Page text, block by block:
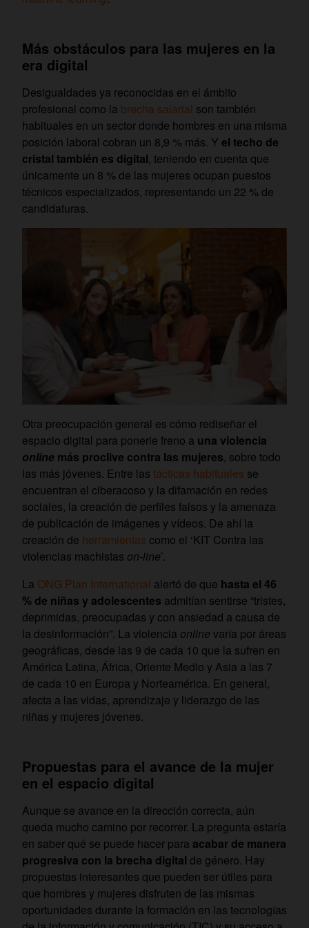
Más obstáculos para las mujeres en la
era digital
Desigualdades ya reconocidas en el ámbito
profesional como la brecha salarial son también
habituales en un sector donde hombres en una misma
posición laboral cobran un 8,9 % más. Y el techo de
cristal también es digital, teniendo en cuenta que
únicamente un 8 % de las mujeres ocupan puestos
técnicos especializados, representando un 22 % de
candidaturas.
Otra preocupación general es cómo rediseñar el
espacio digital para ponerle freno a una violencia
online más proclive contra las mujeres, sobre todo
las más jóvenes. Entre las tácticas habituales se
encuentran el ciberacoso y la difamación en redes
sociales, la creación de perfiles falsos y la amenaza
de publicación de imágenes y vídeos. De ahí la
creación de herramientas como el ‘KIT Contra las
violencias machistas on-line’.
La ONG Plan International alertó de que hasta el 46
% de niñas y adolescentes admitían sentirse “tristes,
deprimidas, preocupadas y con ansiedad a causa de
la desinformación”. La violencia online varía por áreas
geográficas, desde las 9 de cada 10 que la sufren en
América Latina, África, Oriente Medio y Asia a las 7
de cada 10 en Europa y Norteamérica. En general,
afecta a las vidas, aprendizaje y liderazgo de las
niñas y mujeres jóvenes.
Propuestas para el avance de la mujer
en el espacio digital
Aunque se avance en la dirección correcta, aún
queda mucho camino por recorrer. La pregunta estaría
en saber qué se puede hacer para acabar de manera
progresiva con la brecha digital de género. Hay
propuestas interesantes que pueden ser útiles para
que hombres y mujeres disfruten de las mismas
oportunidades durante la formación en las tecnologías